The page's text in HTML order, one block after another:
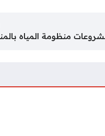
منظومة المياه